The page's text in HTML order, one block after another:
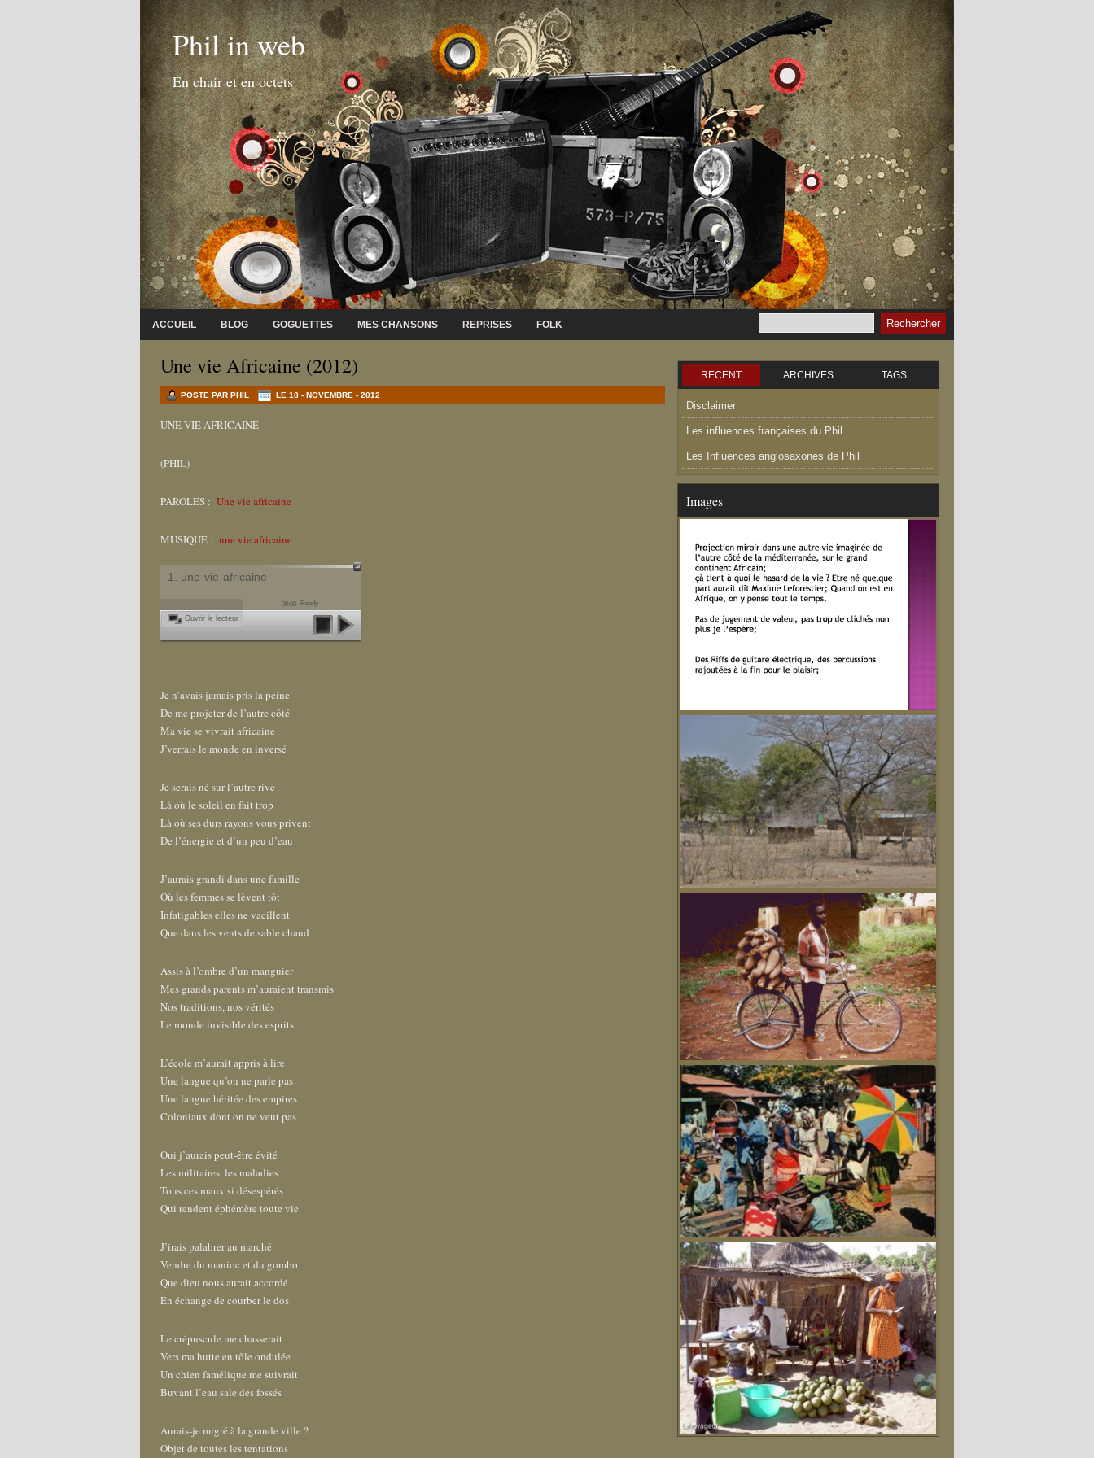
Phil in web
En chair et en octets
ACCUEIL BLOG GOGUETTES MES CHANSONS REPRISES FOLK
Une vie Africaine (2012)
POSTE PAR PHIL LE 18 - NOVEMBRE - 2012
UNE VIE AFRICAINE
(PHIL)
PAROLES : Une vie africaine
MUSIQUE : une vie africaine
1. une-vie-africaine
00:00 Ready
Ouvrir le lecteur
Je n’avais jamais pris la peine
De me projeter de l’autre côté
Ma vie se vivrait africaine
J’verrais le monde en inversé
Je serais né sur l’autre rive
Là où le soleil en fait trop
Là où ses durs rayons vous privent
De l’énergie et d’un peu d’eau
J’aurais grandi dans une famille
Où les femmes se lèvent tôt
Infatigables elles ne vacillent
Que dans les vents de sable chaud
Assis à l’ombre d’un manguier
Mes grands parents m’auraient transmis
Nos traditions, nos vérités
Le monde invisible des esprits
L’école m’aurait appris à lire
Une langue qu’on ne parle pas
Une langue héritée des empires
Coloniaux dont on ne veut pas
Oui j’aurais peut-être évité
Les militaires, les maladies
Tous ces maux si désespérés
Qui rendent éphémère toute vie
J’irais palabrer au marché
Vendre du manioc et du gombo
Que dieu nous aurait accordé
En échange de courber le dos
Le crépuscule me chasserait
Vers ma hutte en tôle ondulée
Un chien famélique me suivrait
Buvant l’eau sale des fossés
Aurais-je migré à la grande ville ?
Objet de toutes les tentations
RECENT ARCHIVES TAGS
Disclaimer
Les influences françaises du Phil
Les Influences anglosaxones de Phil
Images